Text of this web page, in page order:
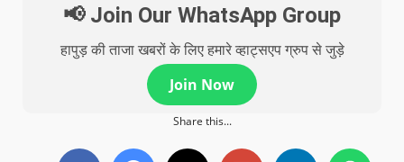
📢 Join Our WhatsApp Group
हापुड़ की ताजा खबरों के लिए हमारे व्हाट्सएप ग्रुप से जुड़े
Join Now
Share this...